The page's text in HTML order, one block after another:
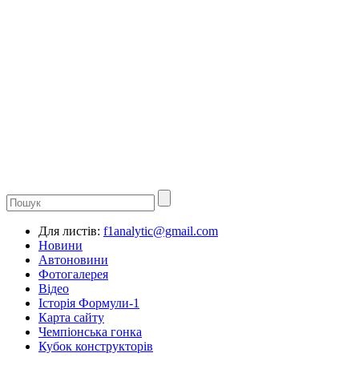
Для листів: f1analytic@gmail.com
Новини
Автоновини
Фотогалерея
Відео
Історія Формули-1
Карта сайту
Чемпіонська гонка
Кубок конструкторів